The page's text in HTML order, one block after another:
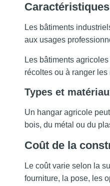
Les bâtiments
aux usages
Les bâtiments
récoltes ou à ranger les
Types et
Un hangar agricole
bois, du métal ou du
Coût de la
Le coût varie selon la
fourniture, la pose, les